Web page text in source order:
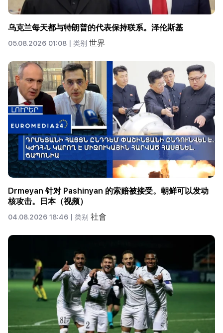
乌克兰每天都与特朗普的代表保持联系。泽伦斯基
05.08.2026 01:08 | 类别 世界
Drmeyan 针对 Pashinyan 的索赔被接受。朝鲜可以发动
核攻击。日本（视频）
04.08.2026 18:46 | 类别 社會